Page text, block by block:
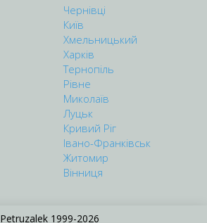
Чернівці
Київ
Хмельницький
Харків
Тернопіль
Рівне
Миколаїв
Луцьк
Кривий Ріг
Івано-Франківськ
Житомир
Вінниця
Petruzalek 1999-2026